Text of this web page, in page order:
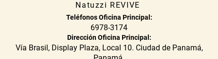
Natuzzi REVIVE
Teléfonos Oficina Principal:
6978-3174
Dirección Oficina Principal:
Vía Brasil, Display Plaza, Local 10. Ciudad de Panamá,